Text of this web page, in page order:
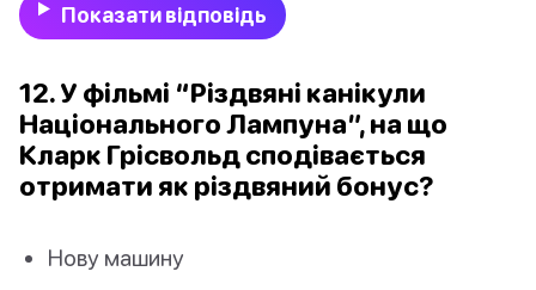
Показати відповідь
12. У фільмі “Різдвяні канікули
Національного Лампуна”, на що
Кларк Грісвольд сподівається
отримати як різдвяний бонус?
Нову машину